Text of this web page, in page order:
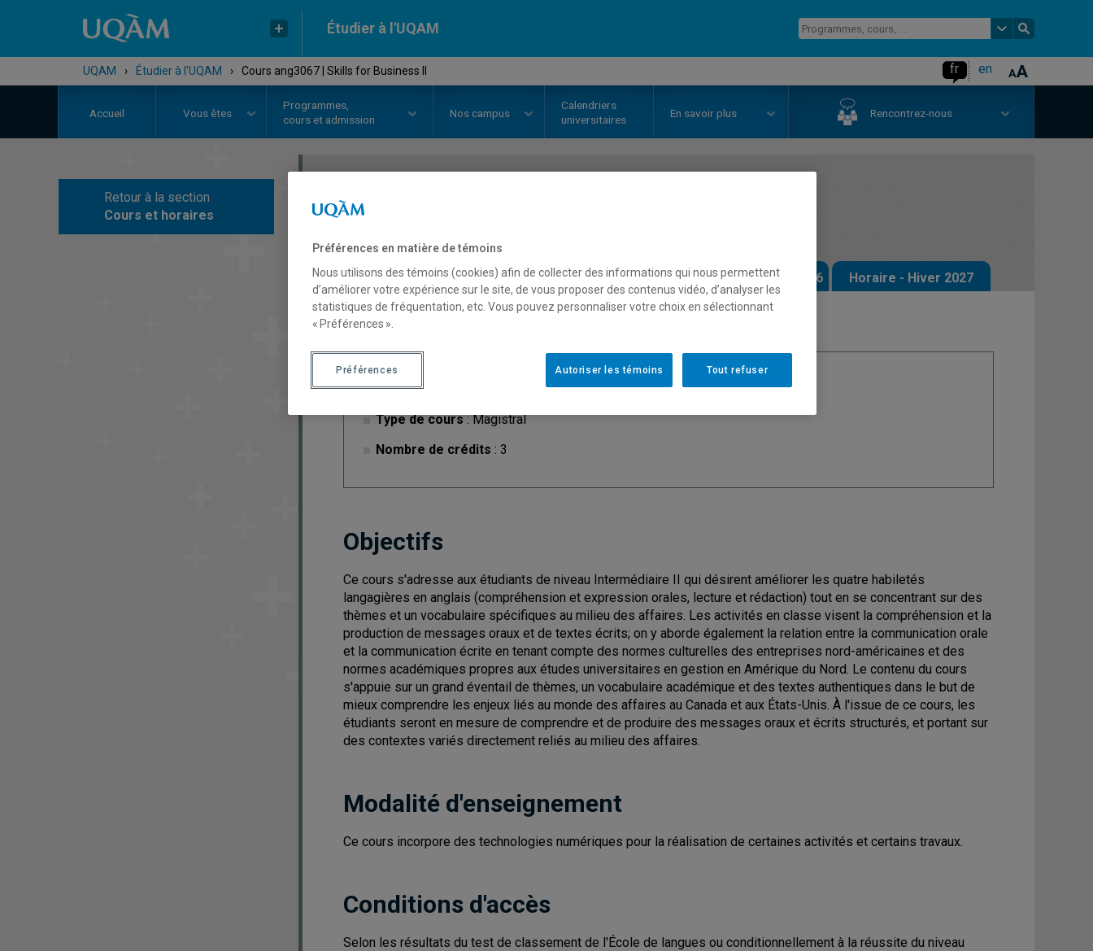
Étudier à l'UQAM
UQAM › Étudier à l'UQAM › Cours ang3067 | Skills for Business II fr en
Accueil Vous êtes
Programmes,
cours et admission
Nos campus
Calendriers
universitaires
En savoir plus Rencontrez-nous
Retour à la section
Cours et horaires
COURS
Description Horaire - Été 2026 Horaire - Automne 2026 Horaire - Hiver 2027
Cycle: 1
Type de cours: Magistral
Nombre de crédits : 3
Discipline: Anglais
Objectifs
Ce cours s'adresse aux étudiants de niveau Intermédiaire II qui désirent améliorer les quatre habiletés
langagières en anglais (compréhension et expression orales, lecture et rédaction) tout en se concentrant sur des
thèmes et un vocabulaire spécifiques au milieu des affaires. Les activités en classe visent la compréhension et la
production de messages oraux et de textes écrits; on y aborde également la relation entre la communication orale
et la communication écrite en tenant compte des normes culturelles des entreprises nord-américaines et des
normes académiques propres aux études universitaires en gestion en Amérique du Nord. Le contenu du cours
s'appuie sur un grand éventail de thèmes, un vocabulaire académique et des textes authentiques dans le but de
mieux comprendre les enjeux liés au monde des affaires au Canada et aux États-Unis. À l'issue de ce cours, les
étudiants seront en mesure de comprendre et de produire des messages oraux et écrits structurés, et portant sur
des contextes variés directement reliés au milieu des affaires.
Modalité d'enseignement
Ce cours incorpore des technologies numériques pour la réalisation de certaines activités et certains travaux.
Conditions d'accès
Selon les résultats du test de classement de l'École de langues ou conditionnellement à la réussite du niveau
Préférences en matière de témoins
Nous utilisons des témoins (cookies) afin de collecter des informations qui nous permettent
d’améliorer votre expérience sur le site, de vous proposer des contenus vidéo, d’analyser les
statistiques de fréquentation, etc. Vous pouvez personnaliser votre choix en sélectionnant
« Préférences ».
Tout refuser
Autoriser les témoins
Préférences